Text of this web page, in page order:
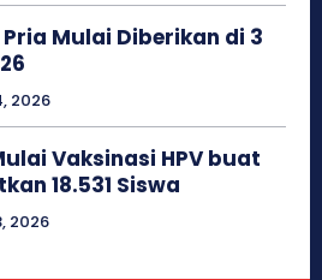
Pria Mulai Diberikan di 3
2026
Vaksinasi HPV buat
18.531 Siswa
2026